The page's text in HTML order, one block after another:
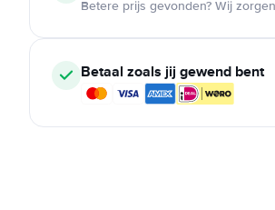
Betere prijs gevonden? Wij
Betaal zoals jij gewend bent